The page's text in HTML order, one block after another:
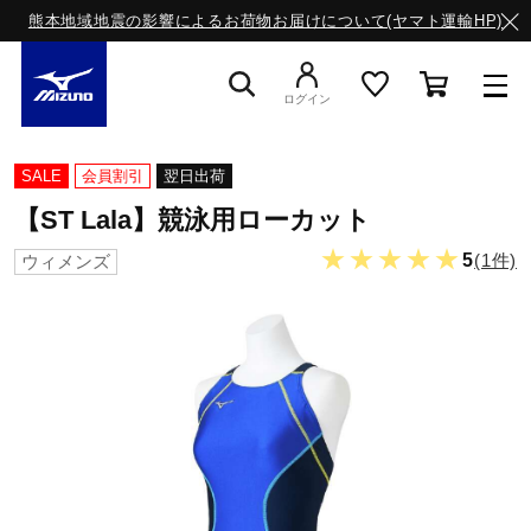
熊本地域地震の影響によるお荷物お届けについて(ヤマト運輸HP)
スニーカー
ライフスタイルウエア
サッカー／フットサル
トレーニング
ログイン
SALE 会員割引 翌日出荷
【ST Lala】競泳用ローカット
ウィメンズ ★★★★★5(1件)